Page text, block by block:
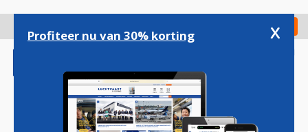
gaan
Check in
Profiteer nu van 30% korting x